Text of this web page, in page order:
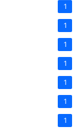
1
1
1
1
1
1
1